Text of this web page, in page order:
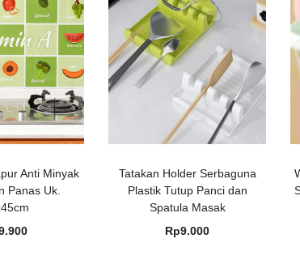
Anti Minyak
Panas Uk.
Tatakan Holder Serbaguna
Plastik Tutup Panci dan
Spatula Masak
Rp9.000